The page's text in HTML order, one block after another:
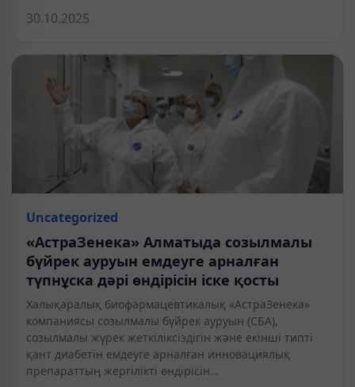
30.10.2025
Uncategorized
«АстраЗенека» Алматыда созылмалы
бүйрек ауруын емдеуге арналған
түпнұска дәрі өндірісін іске қосты
Халықаралық биофармацевтикалық «АстраЗенека»
компаниясы созылмалы бүйрек ауруын (СБА),
созылмалы жүрек жеткіліксіздігін және екінші типті
қант диабетін емдеуге арналған инновациялық
препараттың жергілікті өндірісін…